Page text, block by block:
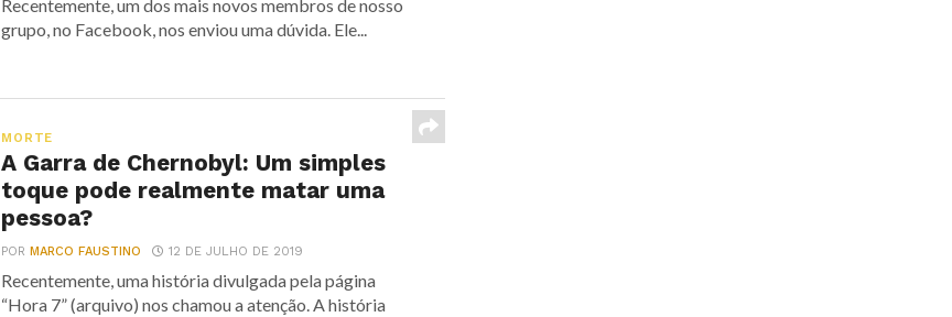
Recentemente, um dos mais novos membros de nosso
grupo, no Facebook, nos enviou uma dúvida. Ele...
MORTE
A Garra de Chernobyl: Um simples
toque pode realmente matar uma
pessoa?
PORMARCO FAUSTINO 12 DE JULHO DE 2019
Recentemente, uma história divulgada pela página
“Hora 7” (arquivo) nos chamou a atenção. A história